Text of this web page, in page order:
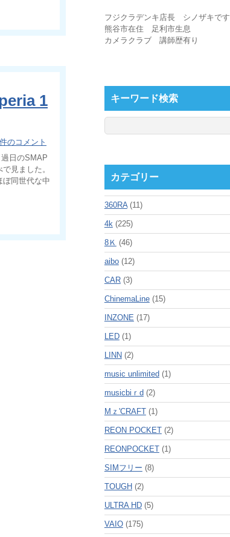
1
のコメント
日のSMAP
見ました。
ぼ同世代な中
フジクラデンキ店長 シノザキです
熊谷市在住 足利市生息
カメラクラブ 講師歴有り
キーワード検索
カテゴリー
360RA(11)
4k (225)
8Ｋ (46)
aibo(12)
CAR(3)
ChinemaLine(15)
INZONE (17)
LED(1)
LINN (2)
music unlimited (1)
musicbiｒd (2)
Mｚ'CRAFT(1)
REON POCKET(2)
REONPOCKET(1)
SIMフリー (8)
TOUGH (2)
ULTRA HD(5)
VAIO(175)